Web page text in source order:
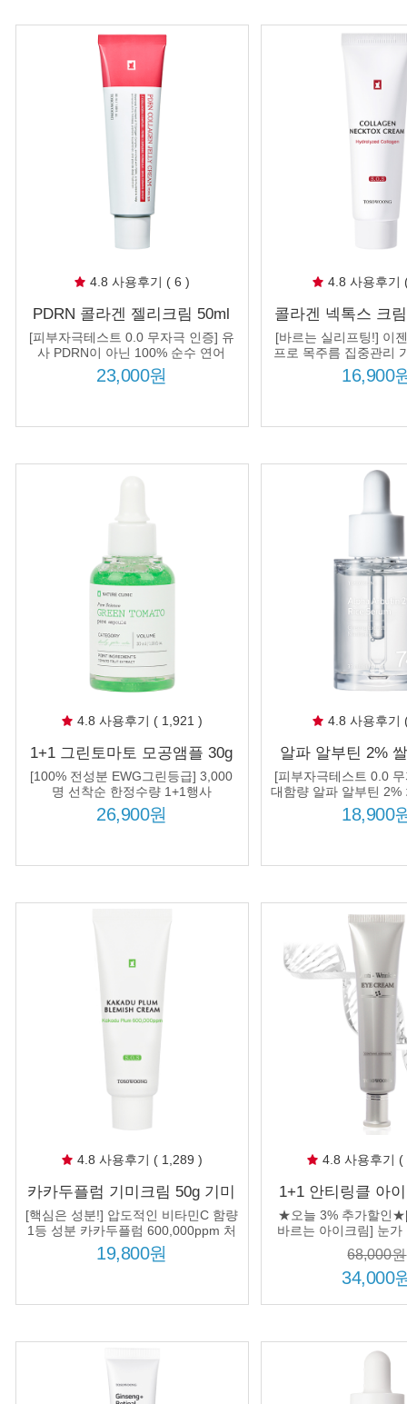
4.8 사용후기 ( 6 )
PDRN 콜라겐 젤리크림 50ml
100% 순수 연어 DNA PDRN
5000ppm
[피부자극테스트 0.0 무자극 인증] 유
사 PDRN이 아닌 100% 순수 연어
PDRN + 7종 콜라겐 컴플렉스 처방!
23,000원
4.8 사용후기
콜라겐 넥톡스 크
름개선 탄력 리프
[바르는 실리프팅!] 이
프로 목주름 집중관리
시 정품 1개 추
16,900
4.8 사용후기 ( 1,921 )
1+1 그린토마토 모공앰플 30g
모공수축 가로 세로 Y자 포어
타이트닝
[100% 전성분 EWG그린등급] 3,000
명 선착순 한정수량 1+1행사
26,900원
4.8 사용후기
알파 알부틴 2%
33ml 쌀뜨물 74%
소침착 흔적 케어
효과
[피부자극테스트 0.0
대함량 알파 알부틴 2%
74%, 피부를 투명하고
18,900
4.8 사용후기 ( 1,289 )
카카두플럼 기미크림 50g 기미
잡티 색소침착 개선
[핵심은 성분!] 압도적인 비타민C 함량
1등 성분 카카두플럼 600,000ppm 처
방!
19,800원
4.8 사용후기
1+1 안티링클 아
눈밑 눈가 이마 얼
아이백 리프팅
★오늘 3% 추가할인
바르는 아이크림] 눈가
사용! 주름개선 집중케
사중
68,000원
34,000